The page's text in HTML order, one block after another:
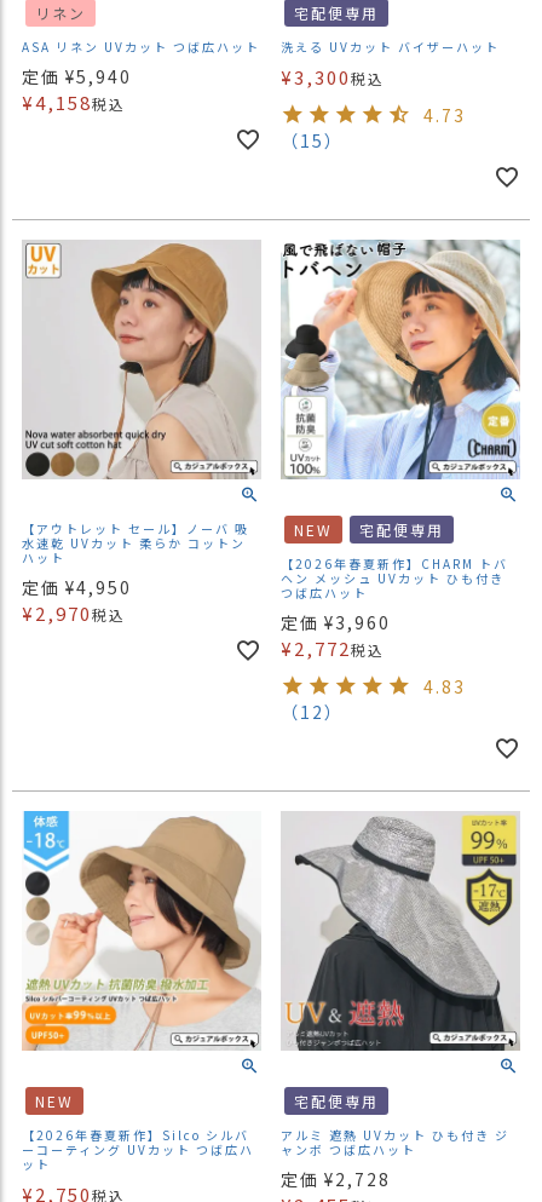
リネン
ASA リネン UVカット つば広ハット
定価 ¥5,940
¥4,158税込
宅配便専用
洗える UVカット バイザーハット
¥3,300税込
4.73
（15）
【アウトレット セール】ノーバ 吸
水速乾 UVカット 柔らか コットン
ハット
定価 ¥4,950
¥2,970税込
NEW 宅配便専用
【2026年春夏新作】CHARM トバ
ヘン メッシュ UVカット ひも付き
つば広ハット
定価 ¥3,960
¥2,772税込
4.83
（12）
NEW
【2026年春夏新作】Silco シルバ
ーコーティング UVカット つば広ハ
ット
¥2,750税込
宅配便専用
アルミ 遮熱 UVカット ひも付き ジ
ャンボ つば広ハット
定価 ¥2,728